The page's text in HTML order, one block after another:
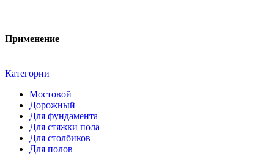
Применение
Категории
Мостовой
Дорожный
Для фундамента
Для стяжки пола
Для столбиков
Для полов